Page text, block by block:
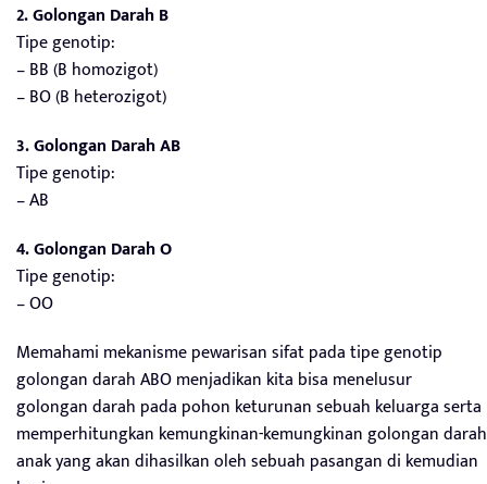
2. Golongan Darah B
Tipe genotip:
– BB (B homozigot)
– BO (B heterozigot)
3. Golongan Darah AB
Tipe genotip:
– AB
4. Golongan Darah O
Tipe genotip:
– OO
Memahami mekanisme pewarisan sifat pada tipe genotip
golongan darah ABO menjadikan kita bisa menelusur
golongan darah pada pohon keturunan sebuah keluarga serta
memperhitungkan kemungkinan-kemungkinan golongan darah
anak yang akan dihasilkan oleh sebuah pasangan di kemudian